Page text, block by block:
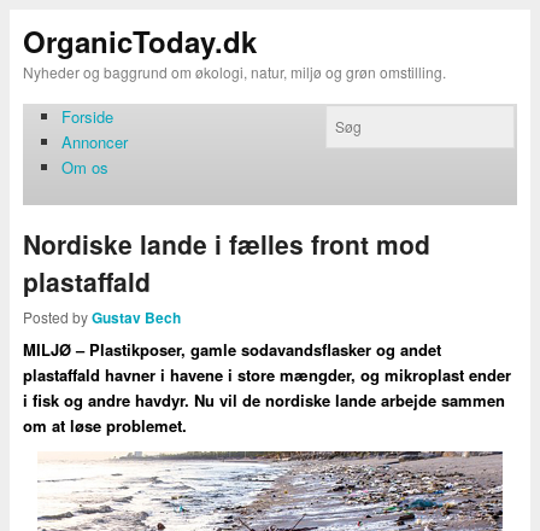
OrganicToday.dk
Nyheder og baggrund om økologi, natur, miljø og grøn omstilling.
Forside
Annoncer
Om os
Nordiske lande i fælles front mod
plastaffald
Posted byGustav Bech
MILJØ – Plastikposer, gamle sodavandsflasker og andet
plastaffald havner i havene i store mængder, og mikroplast ender
i fisk og andre havdyr. Nu vil de nordiske lande arbejde sammen
om at løse problemet.